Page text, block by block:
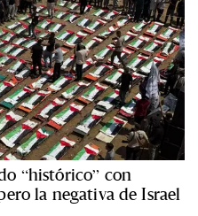
“histórico” con
la negativa de Israel